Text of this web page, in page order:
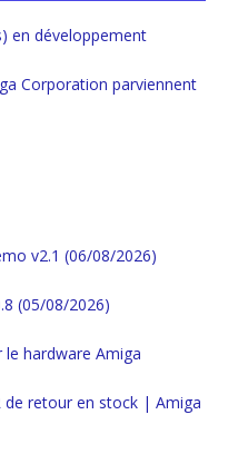
en développement
Corporation parviennent
v2.1 (06/08/2026)
(05/08/2026)
le hardware Amiga
de retour en stock | Amiga